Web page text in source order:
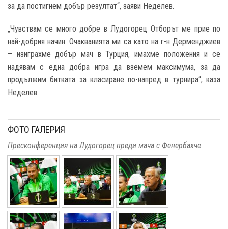
за да постигнем добър резултат“, заяви Неделев.
„Чувствам се много добре в Лудогорец Отборът ме прие по
най-добрия начин. Очакванията ми са като на г-н Дерменджиев
– изиграхме добър мач в Турция, имахме положения и се
надявам с една добра игра да вземем максимума, за да
продължим битката за класиране по-напред в турнира“, каза
Неделев.
ФОТО ГАЛЕРИЯ
Пресконференция на Лудогорец преди мача с Фенербахче